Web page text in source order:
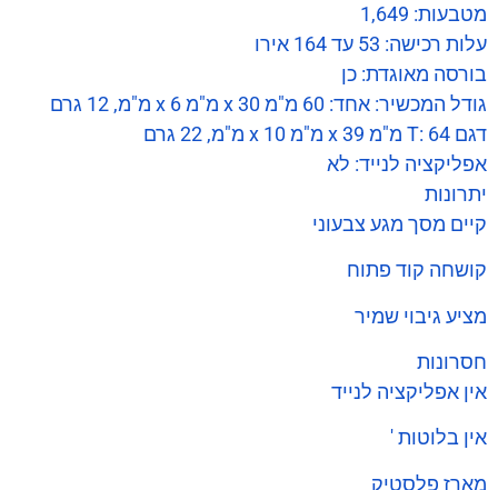
מטבעות: 1,649
עלות רכישה: 53 עד 164 אירו
בורסה מאוגדת: כן
גודל המכשיר: אחד: 60 מ"מ x 30 מ"מ x 6 מ"מ, 12 גרם
דגם T: 64 מ"מ x 39 מ"מ x 10 מ"מ, 22 גרם
אפליקציה לנייד: לא
יתרונות
קיים מסך מגע צבעוני
קושחה קוד פתוח
מציע גיבוי שמיר
חסרונות
אין אפליקציה לנייד
אין בלוטות '
מארז פלסטיק